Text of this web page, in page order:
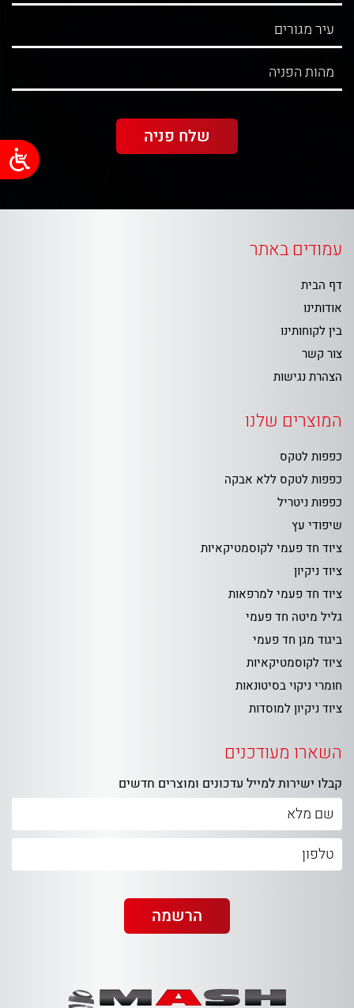
עמודים באתר
דף הבית
אודותינו
בין לקוחותינו
צור קשר
הצהרת נגישות
המוצרים שלנו
כפפות לטקס
כפפות לטקס ללא אבקה
כפפות ניטריל
שיפודי עץ
ציוד חד פעמי לקוסמטיקאיות
ציוד ניקיון
ציוד חד פעמי למרפאות
גליל מיטה חד פעמי
ביגוד מגן חד פעמי
ציוד לקוסמטיקאיות
חומרי ניקוי בסיטונאות
ציוד ניקיון למוסדות
השארו מעודכנים
קבלו ישירות למייל עדכונים ומוצרים חדשים